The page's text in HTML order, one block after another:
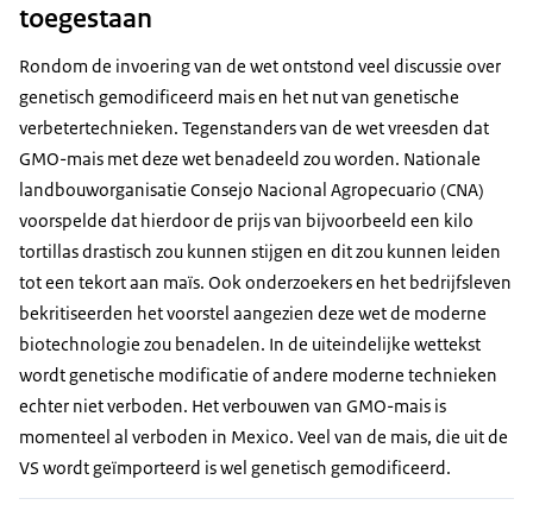
toegestaan
Rondom de invoering van de wet ontstond veel discussie over
genetisch gemodificeerd mais en het nut van genetische
verbetertechnieken. Tegenstanders van de wet vreesden dat
GMO-mais met deze wet benadeeld zou worden. Nationale
landbouworganisatie Consejo Nacional Agropecuario (CNA)
voorspelde dat hierdoor de prijs van bijvoorbeeld een kilo
tortillas drastisch zou kunnen stijgen en dit zou kunnen leiden
tot een tekort aan maïs. Ook onderzoekers en het bedrijfsleven
bekritiseerden het voorstel aangezien deze wet de moderne
biotechnologie zou benadelen. In de uiteindelijke wettekst
wordt genetische modificatie of andere moderne technieken
echter niet verboden. Het verbouwen van GMO-mais is
momenteel al verboden in Mexico. Veel van de mais, die uit de
VS wordt geïmporteerd is wel genetisch gemodificeerd.